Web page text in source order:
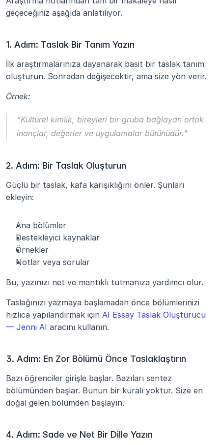
geçeceğiniz aşağıda anlatılıyor.
1. Adım: Taslak Bir Tanım Yazın
İlk araştırmalarınıza dayanarak basit bir taslak tanım
oluşturun. Sonradan değişecektir, ama size yön verir.
Örnek:
“Kültürel kimlik, bireyleri bir gruba bağlayan ortak
inançlar, değerler ve uygulamalar bütünüdür.”
2. Adım: Bir Taslak Oluşturun
Güçlü bir taslak, kafa karışıklığını önler. Şunları
ekleyin:
Ana bölümler
Destekleyici kaynaklar
Örnekler
Notlar veya sorular
Bu, yazınızı net ve mantıklı tutmanıza yardımcı olur.
Taslağınızı yazmaya başlamadan önce bölümlerinizi
hızlıca yapılandırmak için AI Essay Taslak Oluşturucu
— Jenni AI aracını kullanın.
3. Adım: En Zor Bölümü Önce Taslaklaştırın
Bazı öğrenciler girişle başlar. Bazıları sentez
bölümünden başlar. Bunun bir kuralı yoktur. Size en
doğal gelen bölümden başlayın.
4. Adım: Sade ve Net Bir Dille Yazın